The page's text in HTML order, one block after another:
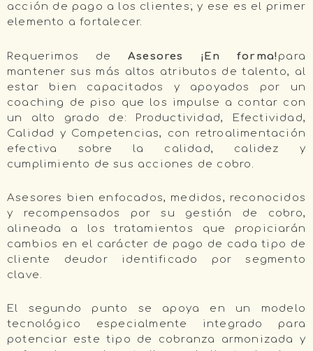
acción de pago a los clientes; y ese es el primer
elemento a fortalecer.
Requerimos deAsesores ¡En forma!para
mantener sus más altos atributos de talento, al
estar bien capacitados y apoyados por un
coaching de piso que los impulse a contar con
un alto grado de: Productividad, Efectividad,
Calidad y Competencias, con retroalimentación
efectiva sobre la calidad, calidez y
cumplimiento de sus acciones de cobro.
Asesores bien enfocados, medidos, reconocidos
y recompensados por su gestión de cobro,
alineada a los tratamientos que propiciarán
cambios en el carácter de pago de cada tipo de
cliente deudor identificado por segmento
clave.
El segundo punto se apoya en un modelo
tecnológico especialmente integrado para
potenciar este tipo de cobranza armonizada y